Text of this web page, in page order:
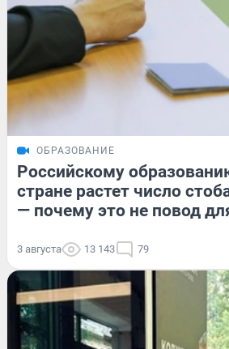
ОБРАЗОВАНИЕ
Российскому
стране растет число
— почему это не повод
3 августа 13 143 79